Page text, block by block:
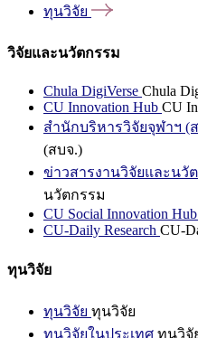
ทุนวิจัย
วิจัยและนวัตกรรม
Chula DigiVerse Chula
CU Innovation Hub CU
สำนักบริหารวิจัยจุฬาฯ (
(สบจ.)
ข่าวสารงานวิจัยและนวั
นวัตกรรม
CU Social Innovation Hub
CU-Daily Research CU-
ทุนวิจัย
ทุนวิจัย ทุนวิจัย
ทุนวิจัยในประเทศ ทุนวิจั